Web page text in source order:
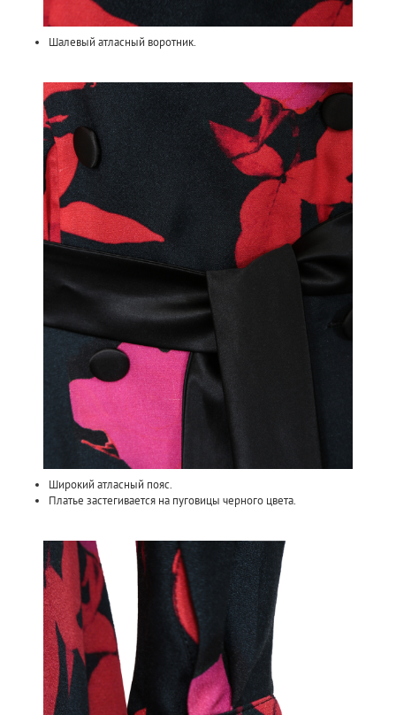
Шалевый атласный воротник.
Широкий атласный пояс.
Платье застегивается на пуговицы черного цвета.